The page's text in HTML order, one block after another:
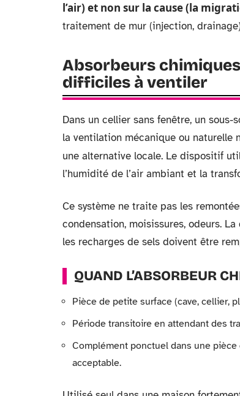
l’air) et non sur la cause (la
traitement de mur (injection,
Absorbeurs
difficiles à ventiler
Dans un cellier sans fenêtre, un
la ventilation mécanique ou naturelle
une alternative locale. Le dispositif
l’humidité de l’air ambiant et la
Ce système ne traite pas les
condensation, moisissures, odeurs.
les recharges de sels doivent être
QUAND L’ABSORBEUR
Pièce de petite surface (cave, cellier,
Période transitoire en attendant des
Complément ponctuel dans une
acceptable.